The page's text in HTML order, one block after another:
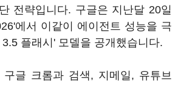
전략입니다. 구글은 지난달 20일
에서 이같이 에이전트 성능을 극
플래시' 모델을 공개했습니다.
구글 크롬과 검색, 지메일, 유튜브